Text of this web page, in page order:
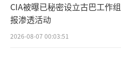
CIA被曝已秘密设立古巴工作
报渗透活动
2026-08-07 00:03:51